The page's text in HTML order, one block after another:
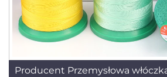
Producent Przemysłowa